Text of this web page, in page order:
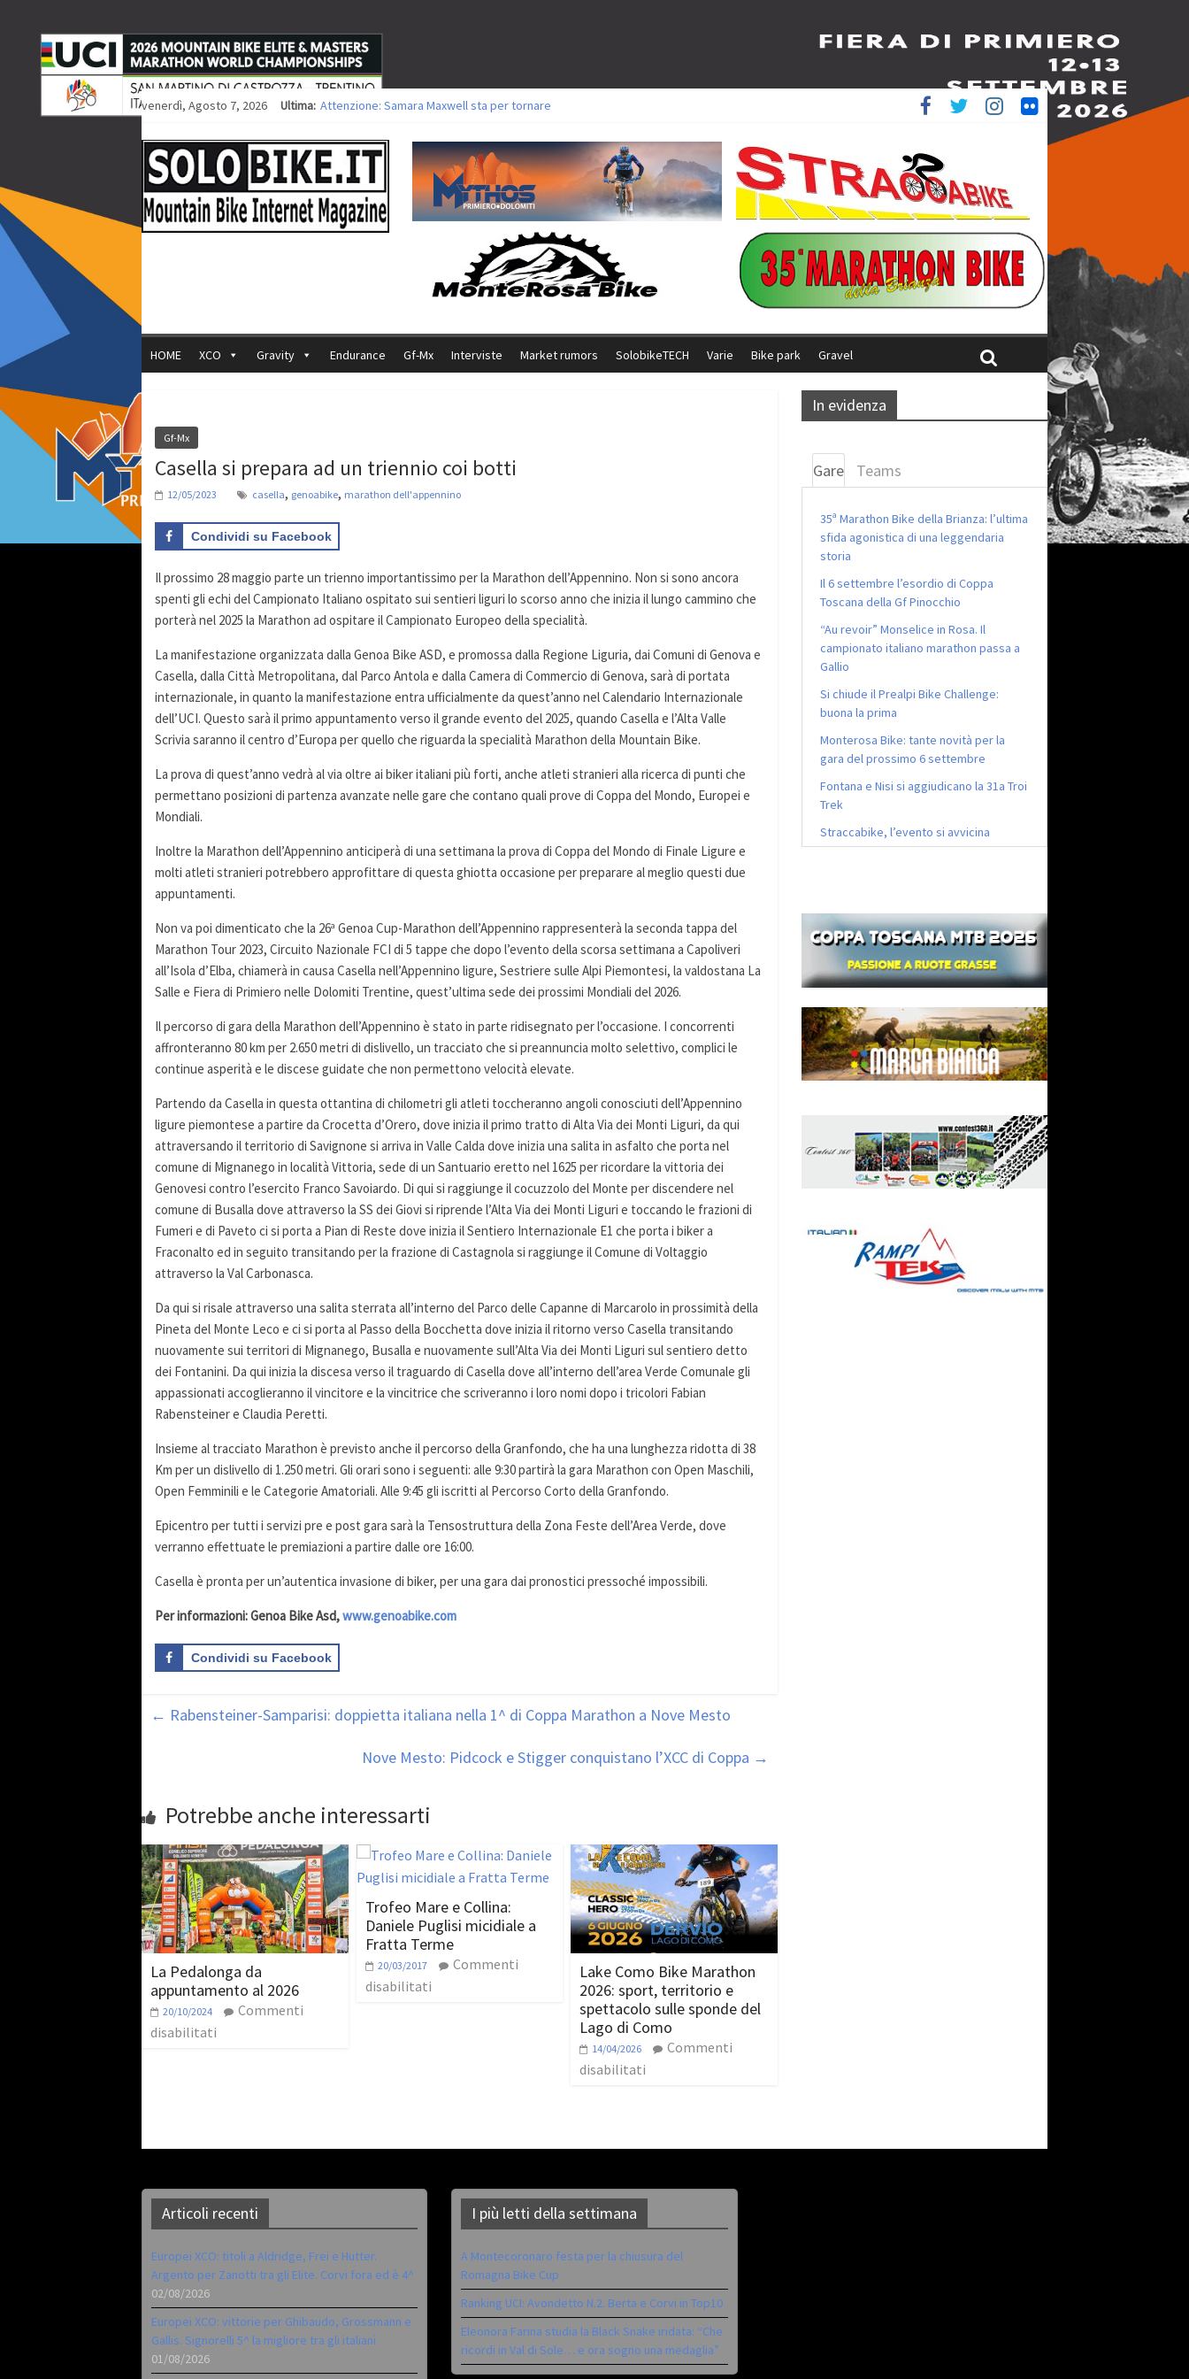
venerdì, Agosto 7, 2026 Ultima: Attenzione: Samara Maxwell sta per tornare
Europei XCO: vittorie per Ghibaudo, Grossmann e Gallis. Signorelli 5^ la migliore tra gli italiani
35ª Marathon Bike della Brianza: l’ultima sfida agonistica di una leggendaria storia
Europei MTB: il Team Relay firma il secondo argento azzurro a Monteceneri
HOME XCO Gravity Endurance Gf-Mx Interviste Market rumors SolobikeTECH Varie Bike park Gravel
Gf-Mx
Casella si prepara ad un triennio coi botti
12/05/2023 casella, genoabike, marathon dell'appennino
Condividi su Facebook
Il prossimo 28 maggio parte un trienno importantissimo per la Marathon dell’Appennino. Non si sono ancora
spenti gli echi del Campionato Italiano ospitato sui sentieri liguri lo scorso anno che inizia il lungo cammino che
porterà nel 2025 la Marathon ad ospitare il Campionato Europeo della specialità.
La manifestazione organizzata dalla Genoa Bike ASD, e promossa dalla Regione Liguria, dai Comuni di Genova e
Casella, dalla Città Metropolitana, dal Parco Antola e dalla Camera di Commercio di Genova, sarà di portata
internazionale, in quanto la manifestazione entra ufficialmente da quest’anno nel Calendario Internazionale
dell’UCI. Questo sarà il primo appuntamento verso il grande evento del 2025, quando Casella e l’Alta Valle
Scrivia saranno il centro d’Europa per quello che riguarda la specialità Marathon della Mountain Bike.
La prova di quest’anno vedrà al via oltre ai biker italiani più forti, anche atleti stranieri alla ricerca di punti che
permettano posizioni di partenza avanzate nelle gare che contano quali prove di Coppa del Mondo, Europei e
Mondiali.
Inoltre la Marathon dell’Appennino anticiperà di una settimana la prova di Coppa del Mondo di Finale Ligure e
molti atleti stranieri potrebbero approfittare di questa ghiotta occasione per preparare al meglio questi due
appuntamenti.
Non va poi dimenticato che la 26a Genoa Cup-Marathon dell’Appennino rappresenterà la seconda tappa del
Marathon Tour 2023, Circuito Nazionale FCI di 5 tappe che dopo l’evento della scorsa settimana a Capoliveri
all’Isola d’Elba, chiamerà in causa Casella nell’Appennino ligure, Sestriere sulle Alpi Piemontesi, la valdostana La
Salle e Fiera di Primiero nelle Dolomiti Trentine, quest’ultima sede dei prossimi Mondiali del 2026.
Il percorso di gara della Marathon dell’Appennino è stato in parte ridisegnato per l’occasione. I concorrenti
affronteranno 80 km per 2.650 metri di dislivello, un tracciato che si preannuncia molto selettivo, complici le
continue asperità e le discese guidate che non permettono velocità elevate.
Partendo da Casella in questa ottantina di chilometri gli atleti toccheranno angoli conosciuti dell’Appennino
ligure piemontese a partire da Crocetta d’Orero, dove inizia il primo tratto di Alta Via dei Monti Liguri, da qui
attraversando il territorio di Savignone si arriva in Valle Calda dove inizia una salita in asfalto che porta nel
comune di Mignanego in località Vittoria, sede di un Santuario eretto nel 1625 per ricordare la vittoria dei
Genovesi contro l’esercito Franco Savoiardo. Di qui si raggiunge il cocuzzolo del Monte per discendere nel
comune di Busalla dove attraverso la SS dei Giovi si riprende l’Alta Via dei Monti Liguri e toccando le frazioni di
Fumeri e di Paveto ci si porta a Pian di Reste dove inizia il Sentiero Internazionale E1 che porta i biker a
Fraconalto ed in seguito transitando per la frazione di Castagnola si raggiunge il Comune di Voltaggio
attraverso la Val Carbonasca.
Da qui si risale attraverso una salita sterrata all’interno del Parco delle Capanne di Marcarolo in prossimità della
Pineta del Monte Leco e ci si porta al Passo della Bocchetta dove inizia il ritorno verso Casella transitando
nuovamente sui territori di Mignanego, Busalla e nuovamente sull’Alta Via dei Monti Liguri sul sentiero detto
dei Fontanini. Da qui inizia la discesa verso il traguardo di Casella dove all’interno dell’area Verde Comunale gli
appassionati accoglieranno il vincitore e la vincitrice che scriveranno i loro nomi dopo i tricolori Fabian
Rabensteiner e Claudia Peretti.
Insieme al tracciato Marathon è previsto anche il percorso della Granfondo, che ha una lunghezza ridotta di 38
Km per un dislivello di 1.250 metri. Gli orari sono i seguenti: alle 9:30 partirà la gara Marathon con Open Maschili,
Open Femminili e le Categorie Amatoriali. Alle 9:45 gli iscritti al Percorso Corto della Granfondo.
Epicentro per tutti i servizi pre e post gara sarà la Tensostruttura della Zona Feste dell’Area Verde, dove
verranno effettuate le premiazioni a partire dalle ore 16:00.
Casella è pronta per un’autentica invasione di biker, per una gara dai pronostici pressoché impossibili.
Per informazioni: Genoa Bike Asd,www.genoabike.com
Condividi su Facebook
← Rabensteiner-Samparisi: doppietta italiana nella 1^ di Coppa Marathon a Nove Mesto
Nove Mesto: Pidcock e Stigger conquistano l’XCC di Coppa →
Potrebbe anche interessarti
La Pedalonga da
appuntamento al 2026
20/10/2024
Commenti
disabilitati
Trofeo Mare e Collina:
Daniele Puglisi micidiale a
Fratta Terme
20/03/2017
Commenti
disabilitati
Lake Como Bike Marathon
2026: sport, territorio e
spettacolo sulle sponde del
Lago di Como
14/04/2026
Commenti
disabilitati
In evidenza
Gare Teams
35ª Marathon Bike della Brianza: l’ultima
sfida agonistica di una leggendaria
storia
Il 6 settembre l’esordio di Coppa
Toscana della Gf Pinocchio
“Au revoir” Monselice in Rosa. Il
campionato italiano marathon passa a
Gallio
Si chiude il Prealpi Bike Challenge:
buona la prima
Monterosa Bike: tante novità per la
gara del prossimo 6 settembre
Fontana e Nisi si aggiudicano la 31a Troi
Trek
Straccabike, l’evento si avvicina
Articoli recenti
Europei XCO: titoli a Aldridge, Frei e Hutter.
Argento per Zanotti tra gli Elite. Corvi fora ed è 4^
02/08/2026
Europei XCO: vittorie per Ghibaudo, Grossmann e
Gallis. Signorelli 5^ la migliore tra gli italiani
01/08/2026
I più letti della settimana
A Montecoronaro festa per la chiusura del
Romagna Bike Cup
Ranking UCI: Avondetto N.2. Berta e Corvi in Top10
Eleonora Farina studia la Black Snake iridata: “Che
ricordi in Val di Sole… e ora sogno una medaglia”